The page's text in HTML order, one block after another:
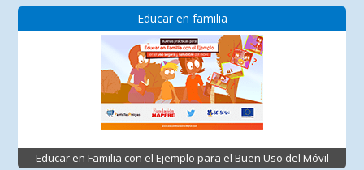
Educar en familia
Educar en Familia con el Ejemplo para el Buen Uso del Móvil